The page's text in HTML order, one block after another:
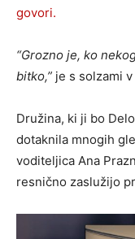
govori.
“Grozno je, ko
bitko,” je s solzami
Družina, ki ji bo
dotaknila mnogih
voditeljica Ana
resnično zaslužijo